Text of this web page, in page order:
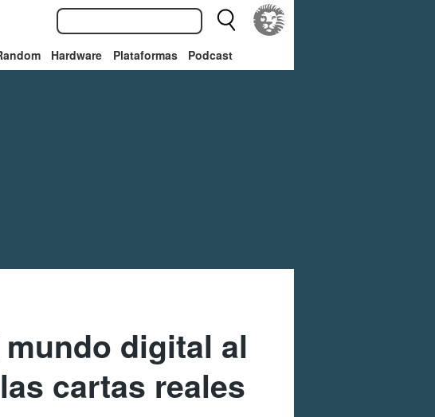
Hardware Plataformas Podcast
digital al
cartas reales